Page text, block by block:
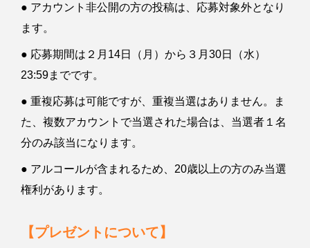
● アカウント非公開の方の投稿は、応募対象外となり
ます。
● 応募期間は２月14日（月）から３月30日（水）
23:59までです。
● 重複応募は可能ですが、重複当選はありません。ま
た、複数アカウントで当選された場合は、当選者１名
分のみ該当になります。
● アルコールが含まれるため、20歳以上の方のみ当選
権利があります。
【プレゼントについて】